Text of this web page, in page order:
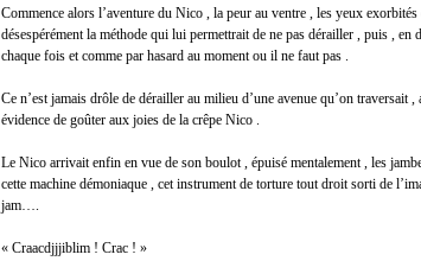
Commence alors l’aventure du Nico , la peur au ventre , les yeux
désespérément la méthode qui lui permettrait de ne pas dérailler , puis ,
chaque fois et comme par hasard au moment ou il ne faut pas .
Ce n’est jamais drôle de dérailler au milieu d’une avenue qu’on
évidence de goûter aux joies de la crêpe Nico .
Le Nico arrivait enfin en vue de son boulot , épuisé mentalement , les
cette machine démoniaque , cet instrument de torture tout droit sorti de
jam….
« Craacdjjjiblim ! Crac ! »